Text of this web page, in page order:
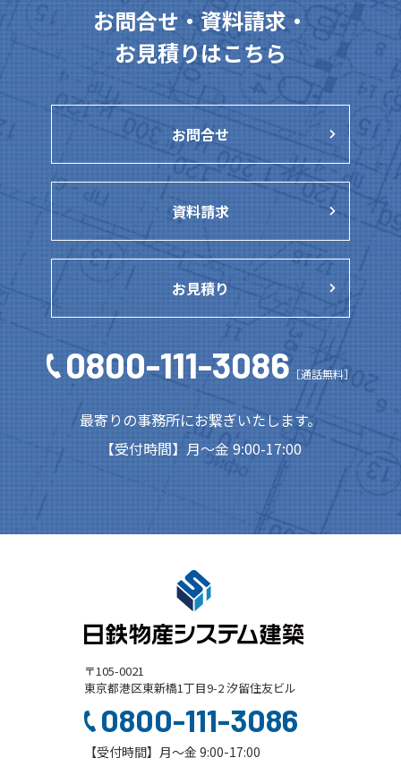
お問合せ・資料請求・
お見積りはこちら
お問合せ
資料請求
お見積り
0800-111-3086 ［通話無料］
最寄りの事務所にお繋ぎいたします。
【受付時間】月～金 9:00-17:00
〒105-0021
東京都港区東新橋1丁目9-2 汐留住友ビル
0800-111-3086
【受付時間】月～金 9:00-17:00